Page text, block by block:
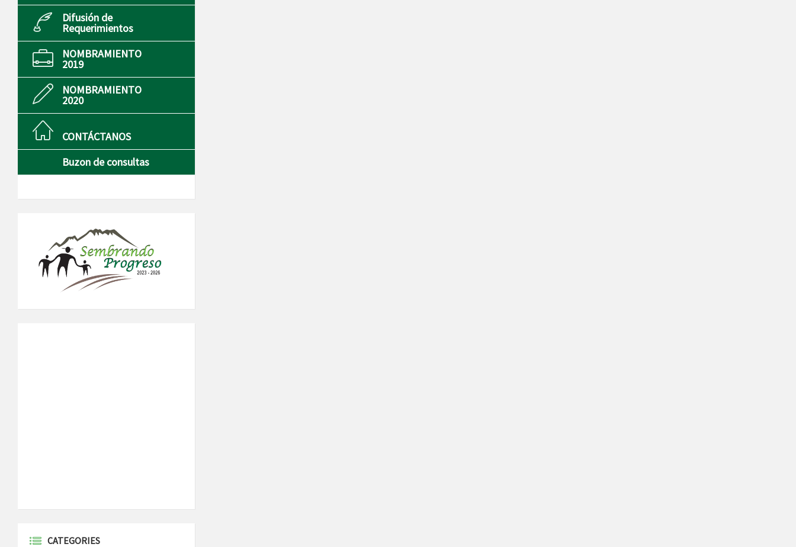
Difusión de
Requerimientos
NOMBRAMIENTO
2019
NOMBRAMIENTO
2020
CONTÁCTANOS
Buzon de consultas
CATEGORIES